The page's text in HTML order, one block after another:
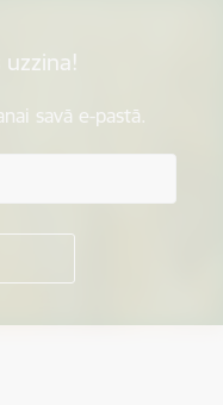
savā e-pastā.